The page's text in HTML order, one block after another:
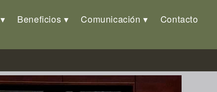
Beneficios Comunicación Contacto